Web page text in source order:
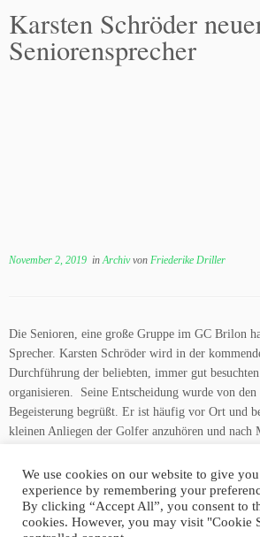
Karsten Schröder
Seniorensprecher
November 2, 2019 inArchivvon Friederike Driller
Die Senioren, eine große Gruppe im GC Brilon
Sprecher. Karsten Schröder wird in der
Durchführung der beliebten, immer gut
organisieren. Seine Entscheidung wurde von
Begeisterung begrüßt. Er ist häufig vor Ort und
kleinen Anliegen der Golfer anzuhören und nach
We use cookies on our website to give
experience by remembering your
By clicking “Accept All”, you consent to
cookies. However, you may visit "Cookie